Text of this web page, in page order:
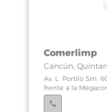
Comerlimp
Cancún,
Av. L. Portilo Sm.
frente a la